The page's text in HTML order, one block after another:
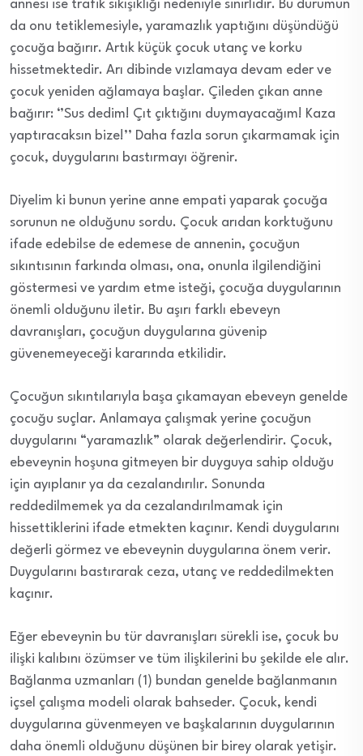
annesi ise trafik sıkışıklığı nedeniyle sinirlidir. Bu durumun
da onu tetiklemesiyle, yaramazlık yaptığını düşündüğü
çocuğa bağırır. Artık küçük çocuk utanç ve korku
hissetmektedir. Arı dibinde vızlamaya devam eder ve
çocuk yeniden ağlamaya başlar. Çileden çıkan anne
bağırır: ‘’Sus dedim! Çıt çıktığını duymayacağım! Kaza
yaptıracaksın bize!’’ Daha fazla sorun çıkarmamak için
çocuk, duygularını bastırmayı öğrenir.
Diyelim ki bunun yerine anne empati yaparak çocuğa
sorunun ne olduğunu sordu. Çocuk arıdan korktuğunu
ifade edebilse de edemese de annenin, çocuğun
sıkıntısının farkında olması, ona, onunla ilgilendiğini
göstermesi ve yardım etme isteği, çocuğa duygularının
önemli olduğunu iletir. Bu aşırı farklı ebeveyn
davranışları, çocuğun duygularına güvenip
güvenemeyeceği kararında etkilidir.
Çocuğun sıkıntılarıyla başa çıkamayan ebeveyn genelde
çocuğu suçlar. Anlamaya çalışmak yerine çocuğun
duygularını “yaramazlık” olarak değerlendirir. Çocuk,
ebeveynin hoşuna gitmeyen bir duyguya sahip olduğu
için ayıplanır ya da cezalandırılır. Sonunda
reddedilmemek ya da cezalandırılmamak için
hissettiklerini ifade etmekten kaçınır. Kendi duygularını
değerli görmez ve ebeveynin duygularına önem verir.
Duygularını bastırarak ceza, utanç ve reddedilmekten
kaçınır.
Eğer ebeveynin bu tür davranışları sürekli ise, çocuk bu
ilişki kalıbını özümser ve tüm ilişkilerini bu şekilde ele alır.
Bağlanma uzmanları (1) bundan genelde bağlanmanın
içsel çalışma modeli olarak bahseder. Çocuk, kendi
duygularına güvenmeyen ve başkalarının duygularının
daha önemli olduğunu düşünen bir birey olarak yetişir.